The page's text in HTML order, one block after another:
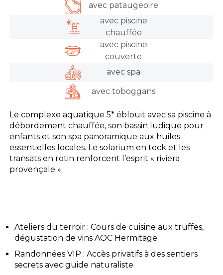
avec pataugeoire
avec piscine
chauffée
avec piscine
couverte
avec spa
avec toboggans
Le complexe aquatique 5* éblouit avec sa piscine à
débordement chauffée, son bassin ludique pour
enfants et son spa panoramique aux huiles
essentielles locales. Le solarium en teck et les
transats en rotin renforcent l’esprit « riviera
provençale ».
Ateliers du terroir : Cours de cuisine aux truffes,
dégustation de vins AOC Hermitage.
Randonnées VIP : Accès privatifs à des sentiers
secrets avec guide naturaliste.